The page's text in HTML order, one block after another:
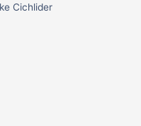
Cichlider